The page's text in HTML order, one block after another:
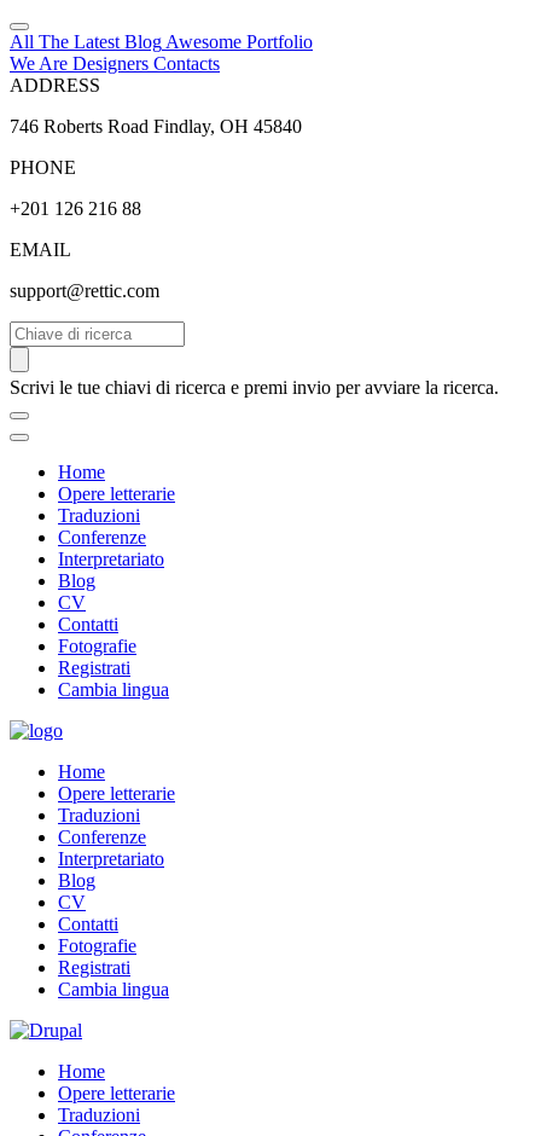
All The Latest Blog Awesome Portfolio
We Are Designers Contacts
ADDRESS
746 Roberts Road Findlay, OH 45840
PHONE
+201 126 216 88
EMAIL
support@rettic.com
Cerca
Scrivi le tue chiavi di ricerca e premi invio per avviare la ricerca.
Home
Opere letterarie
Traduzioni
Conferenze
Interpretariato
Blog
CV
Contatti
Fotografie
Registrati
Cambia lingua
Home
Opere letterarie
Traduzioni
Conferenze
Interpretariato
Blog
CV
Contatti
Fotografie
Registrati
Cambia lingua
Home
Opere letterarie
Traduzioni